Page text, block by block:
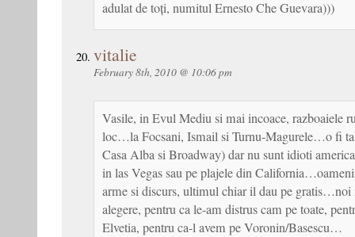
adulat de toți, numitul Ernesto Che Guevara)))
vitalie
February 8th, 2010 @ 10:06 pm
Vasile, in Evul Mediu si mai incoace, razboaiele
loc…la Focsani, Ismail si Turnu-Magurele…o fi
Casa Alba si Broadway) dar nu sunt idioti
in las Vegas sau pe plajele din
arme si discurs, ultimul chiar il dau pe gratis…noi
alegere, pentru ca le-am distrus cam pe toate,
Elvetia, pentru ca-l avem pe Voronin/Basescu…